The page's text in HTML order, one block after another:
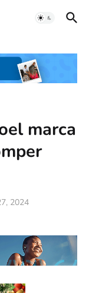
marca
2024